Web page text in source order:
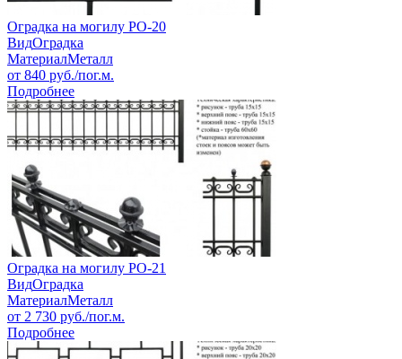
Оградка на могилу РО-20
ВидОградка
МатериалМеталл
от 840 руб./пог.м.
Подробнее
Оградка на могилу РО-21
ВидОградка
МатериалМеталл
от 2 730 руб./пог.м.
Подробнее